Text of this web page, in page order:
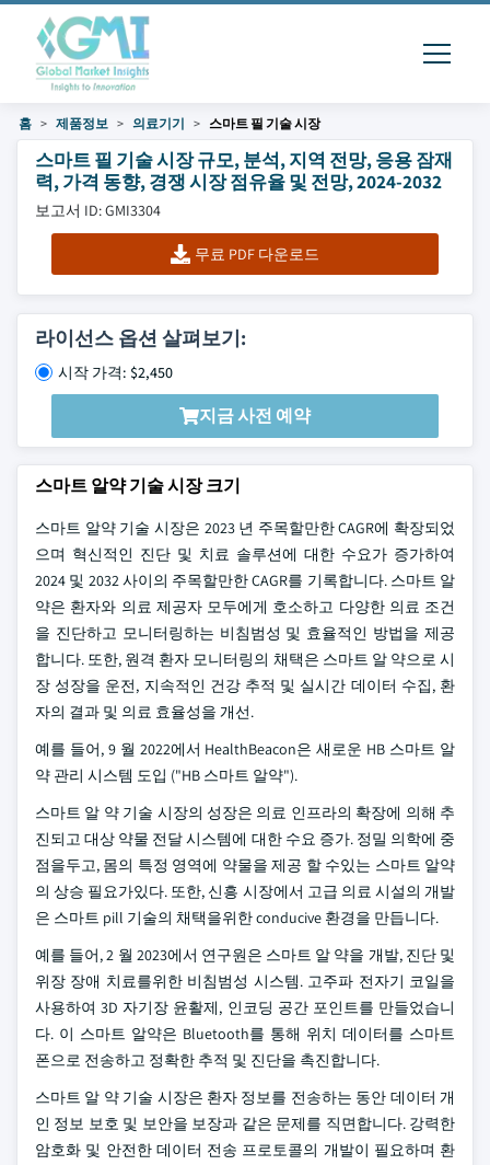
홈 제품정보 의료기기 스마트 필 기술 시장
스마트 필 기술 시장 규모, 분석, 지역 전망, 응용 잠재
력, 가격 동향, 경쟁 시장 점유율 및 전망, 2024-2032
보고서 ID: GMI3304
무료 PDF 다운로드
라이선스 옵션 살펴보기:
시작 가격: $2,450
지금 사전 예약
스마트 알약 기술 시장 크기
스마트 알약 기술 시장은 2023 년 주목할만한 CAGR에 확장되었
으며 혁신적인 진단 및 치료 솔루션에 대한 수요가 증가하여
2024 및 2032 사이의 주목할만한 CAGR를 기록합니다. 스마트 알
약은 환자와 의료 제공자 모두에게 호소하고 다양한 의료 조건
을 진단하고 모니터링하는 비침범성 및 효율적인 방법을 제공
합니다. 또한, 원격 환자 모니터링의 채택은 스마트 알 약으로 시
장 성장을 운전, 지속적인 건강 추적 및 실시간 데이터 수집, 환
자의 결과 및 의료 효율성을 개선.
예를 들어, 9 월 2022에서 HealthBeacon은 새로운 HB 스마트 알
약 관리 시스템 도입 ("HB 스마트 알약").
스마트 알 약 기술 시장의 성장은 의료 인프라의 확장에 의해 추
진되고 대상 약물 전달 시스템에 대한 수요 증가. 정밀 의학에 중
점을두고, 몸의 특정 영역에 약물을 제공 할 수있는 스마트 알약
의 상승 필요가있다. 또한, 신흥 시장에서 고급 의료 시설의 개발
은 스마트 pill 기술의 채택을위한 conducive 환경을 만듭니다.
예를 들어, 2 월 2023에서 연구원은 스마트 알 약을 개발, 진단 및
위장 장애 치료를위한 비침범성 시스템. 고주파 전자기 코일을
사용하여 3D 자기장 윤활제, 인코딩 공간 포인트를 만들었습니
다. 이 스마트 알약은 Bluetooth를 통해 위치 데이터를 스마트
폰으로 전송하고 정확한 추적 및 진단을 촉진합니다.
스마트 알 약 기술 시장은 환자 정보를 전송하는 동안 데이터 개
인 정보 보호 및 보안을 보장과 같은 문제를 직면합니다. 강력한
암호화 및 안전한 데이터 전송 프로토콜의 개발이 필요하며 환